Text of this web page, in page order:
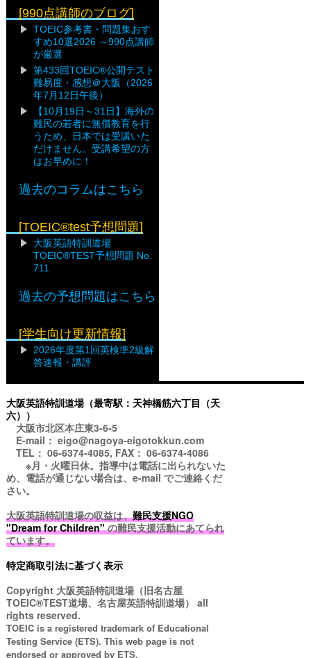
[990点講師のブログ]
TOEIC参考書・問題集おす
すめ10選2026 ～990点講師
が厳選
第433回TOEIC®公開テスト
難易度・感想＠大阪（2026
年7月12日午後）
【10月19日～31日】海外の
難民の若者に無償教育を行
うため、日本では受講いた
だけません。受講希望の方
はお早めに！
過去のコラムはこちら
[TOEIC®test予想問題]
大阪英語特訓道場
TOEIC®TEST予想問題 No.
711
過去の予想問題はこちら
[学生向け更新情報]
2026年度第1回英検準2級解
答速報・講評
大阪英語特訓道場（最寄駅：天神橋筋六丁目（天
六））
大阪市北区本庄東3-6-5
E-mail： eigo@nagoya-eigotokkun.com
TEL： 06-6374-4085, FAX： 06-6374-4086
※月・火曜日休。指導中は電話に出られないた
め、電話が通じない場合は、e-mail でご連絡くだ
さい。
大阪英語特訓道場の収益は、難民支援NGO
"Dream for Children"の難民支援活動にあてられ
ています。
特定商取引法に基づく表示
Copyright 大阪英語特訓道場（旧名古屋
TOEIC®TEST道場、名古屋英語特訓道場） all
rights reserved.
TOEIC is a registered trademark of Educational
Testing Service (ETS). This web page is not
endorsed or approved by ETS.